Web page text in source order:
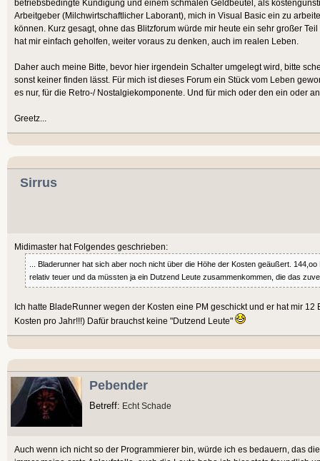
betriebsbedingte Kündigung und einem schmalen Geldbeutel, als
Arbeitgeber (Milchwirtschaftlicher Laborant), mich in Visual Basic ein zu
können. Kurz gesagt, ohne das Blitzforum würde mir heute ein sehr großer
hat mir einfach geholfen, weiter voraus zu denken, auch im realen Leben.
Daher auch meine Bitte, bevor hier irgendein Schalter umgelegt wird, bitte
sonst keiner finden lässt. Für mich ist dieses Forum ein Stück vom Leben
es nur, für die Retro-/ Nostalgiekomponente. Und für mich oder den ein oder
Greetz...
Sirrus
Midimaster hat Folgendes geschrieben:
... Bladerunner hat sich aber noch nicht über die Höhe der Kosten geäußert.
relativ teuer und da müssten ja ein Dutzend Leute zusammenkommen, die das
Ich hatte BladeRunner wegen der Kosten eine PM geschickt und er hat mir
Kosten pro Jahr!!!) Dafür brauchst keine "Dutzend Leute"
Pebender
Betreff: Echt Schade
Auch wenn ich nicht so der Programmierer bin, würde ich es bedauern, das